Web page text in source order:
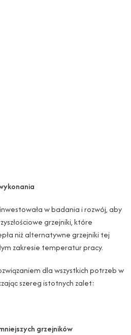
w badania i rozwój, aby
grzejniki, które
niż alternatywne grzejniki tej
zakresie temperatur pracy.
dla wszystkich potrzeb w
szereg istotnych zalet:
grzejników